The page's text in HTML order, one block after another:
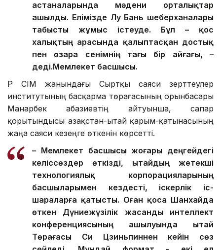
Қытай азаматы сапарлап келді. Екі ел
астаналарында мәдени орталықтар
ашылды. Елімізде Лу Бань шеберханалары
табысты жұмыс істеуде. Бұл – қос
халықтың арасында қалыптасқан достық
пен өзара сенімнің тағы бір айғағы, –
деді.
Мемлекет басшысы.
ҚР СІМ жанындағы Сыртқы саяси зерттеулер
институтының басқарма төрағасының орынбасары
Манарбек Қабазиевтің айтуынша, сапар
қорытындысы Қазақстан-Қытай қарым-қатынасының
жаңа саяси кезеңге өткенін көрсетті.
– Мемлекет басшысы жоғары деңгейдегі
келіссөздер өткізді, Қытайдың жетекші
технологиялық корпорацияларының
басшыларымен кездесті, іскерлік іс-
шараларға қатысты. Оған қоса Шанхайда
өткен Дүниежүзілік жасанды интеллект
конференциясының ашылуында Қытай